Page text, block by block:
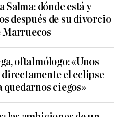
dónde está y
después de su divorcio
Marruecos
oftalmólogo: «Unos
el eclipse
quedarnos ciegos»